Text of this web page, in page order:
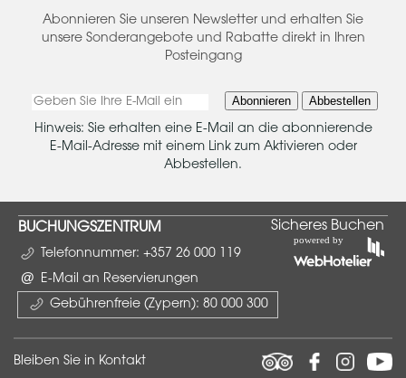
Abonnieren Sie unseren Newsletter und erhalten Sie
unsere Sonderangebote und Rabatte direkt in Ihren
Posteingang
Abonnieren Abbestellen
Hinweis: Sie erhalten eine E-Mail an die abonnierende
E-Mail-Adresse mit einem Link zum Aktivieren oder
Abbestellen.
BUCHUNGSZENTRUM
Telefonnummer: +357 26 000 119
E-Mail an Reservierungen
Gebührenfreie (Zypern): 80 000 300
Sicheres Buchen
Bleiben Sie in Kontakt